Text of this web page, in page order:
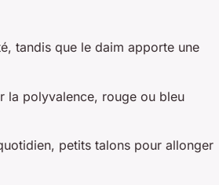
tandis que le daim apporte une
la polyvalence, rouge ou bleu
petits talons pour allonger